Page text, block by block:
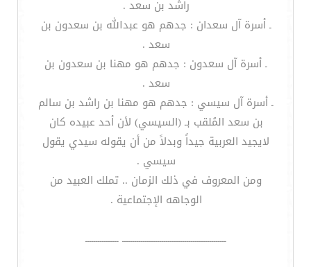
راشد بن سعد .
ـ أسرة آل سعدان : جدهم هو عبدالله بن سعدون بن
سعد .
ـ أسرة آل سعدون : جدهم هو مهنا بن سعدون بن
سعد .
ـ أسرة آل سيسي : جدهم هو مهنا بن راشد بن سالم
بن سعد المُلقب بـ (السيسي) لأن أحد عبيده كان
لايجيد العربية جيداً وبدلاً من أن يقوله سيدي يقول
سيسي .
ومن المعروف في ذلك الزمان .. تملك العبيد من
الوجاهه الإجتماعية .
ــــــــــــــــــــــــــــــــــــــــــــــــــ ــــــــــــــــ